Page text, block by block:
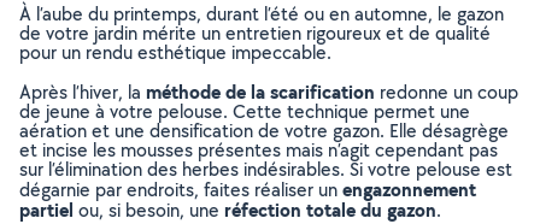
À l’aube du printemps, durant l’été ou en automne, le gazon
de votre jardin mérite un entretien rigoureux et de qualité
pour un rendu esthétique impeccable.
Après l’hiver, la méthode de la scarification redonne un coup
de jeune à votre pelouse. Cette technique permet une
aération et une densification de votre gazon. Elle désagrège
et incise les mousses présentes mais n’agit cependant pas
sur l’élimination des herbes indésirables. Si votre pelouse est
dégarnie par endroits, faites réaliser unengazonnement
partiel ou, si besoin, une réfection totale du gazon.